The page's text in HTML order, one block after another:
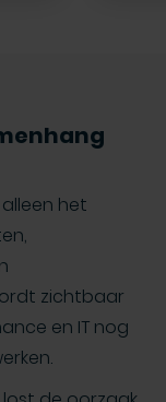
het
zichtbaar
en IT nog